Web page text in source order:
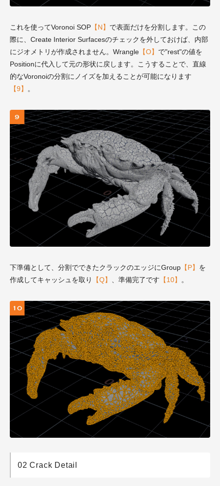
これを使ってVoronoi SOP 【N】 で表面だけを分割します。この
際に、Create Interior Surfacesのチェックを外しておけば、内部
にジオメトリが作成されません。Wrangle 【O】 で"rest"の値を
Positionに代入して元の形状に戻します。こうすることで、直線
的なVoronoiの分割にノイズを加えることが可能になります
【9】
。
下準備として、分割でできたクラックのエッジにGroup 【P】 を
作成してキャッシュを取り
【Q】 、準備完了です 【10】 。
02 Crack Detail